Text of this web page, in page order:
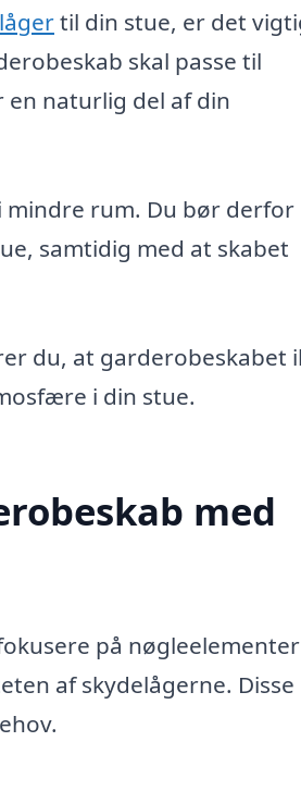
til din stue, er det
skal passe til
naturlig del af din
mindre rum. Du bør derfor
samtidig med at skabet
du, at garderobeskabet
i din stue.
med
på
af skydelågerne. Disse